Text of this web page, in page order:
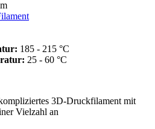
185 - 215 °C
25 - 60 °C
3D-Druckfilament mit
Vielzahl an